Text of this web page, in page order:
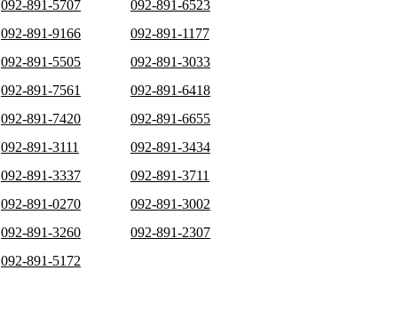
092-891-5707
092-891-6523
092-891-9166
092-891-1177
092-891-5505
092-891-3033
092-891-7561
092-891-6418
092-891-7420
092-891-6655
092-891-3111
092-891-3434
092-891-3337
092-891-3711
092-891-0270
092-891-3002
092-891-3260
092-891-2307
092-891-5172